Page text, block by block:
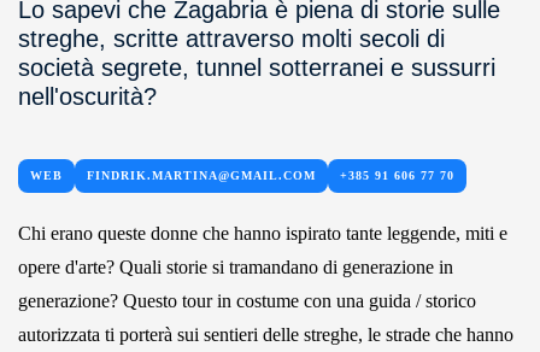
Lo sapevi che Zagabria è piena di storie sulle
streghe, scritte attraverso molti secoli di
società segrete, tunnel sotterranei e sussurri
nell'oscurità?
WEB FINDRIK.MARTINA@GMAIL.COM +385 91 606 77 70
Chi erano queste donne che hanno ispirato tante leggende, miti e
opere d'arte? Quali storie si tramandano di generazione in
generazione? Questo tour in costume con una guida / storico
autorizzata ti porterà sui sentieri delle streghe, le strade che hanno